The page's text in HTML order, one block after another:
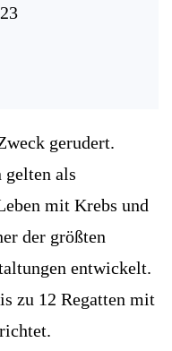
gerudert.
gelten als
mit Krebs und
der größten
entwickelt.
zu 12 Regatten mit